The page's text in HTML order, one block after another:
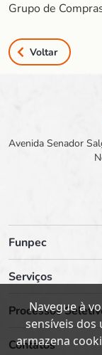
Grupo de
Voltar
Avenida Senador
Funpec
Serviços
Processos
Contatos
Navegue à
sensíveis dos
armazena